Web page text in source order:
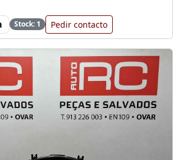
Stock: 1 Pedir contacto